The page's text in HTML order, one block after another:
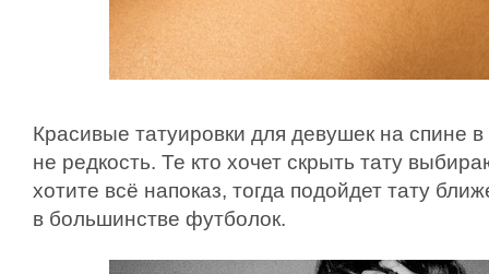
Красивые татуировки для девушек на спине
не редкость. Те кто хочет скрыть тату
хотите всё напоказ, тогда подойдет тату
в большинстве футболок.